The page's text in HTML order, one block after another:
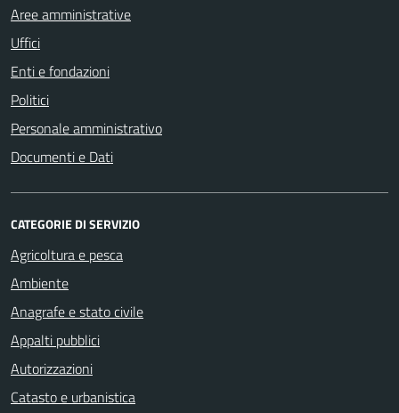
Aree amministrative
Uffici
Enti e fondazioni
Politici
Personale amministrativo
Documenti e Dati
CATEGORIE DI SERVIZIO
Agricoltura e pesca
Ambiente
Anagrafe e stato civile
Appalti pubblici
Autorizzazioni
Catasto e urbanistica